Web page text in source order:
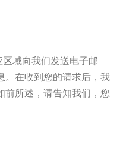
域向我们发送电子邮
。在收到您的请求后，我
前所述，请告知我们，您